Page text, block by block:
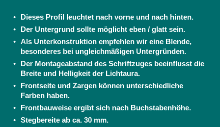
Dieses Profil leuchtet nach vorne und nach hinten.
Der Untergrund sollte möglicht eben / glatt sein.
Als Unterkonstruktion empfehlen wir eine Blende,
besonderes bei ungleichmäßigen Untergründen.
Der Montageabstand des Schriftzuges beeinflusst die
Breite und Helligkeit der Lichtaura.
Frontseite und Zargen können unterschiedliche
Farben haben.
Frontbauweise ergibt sich nach Buchstabenhöhe.
Stegbereite ab ca. 30 mm.